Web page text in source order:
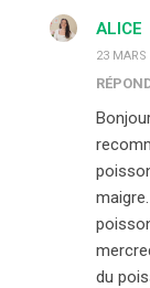
ALICE
23
du